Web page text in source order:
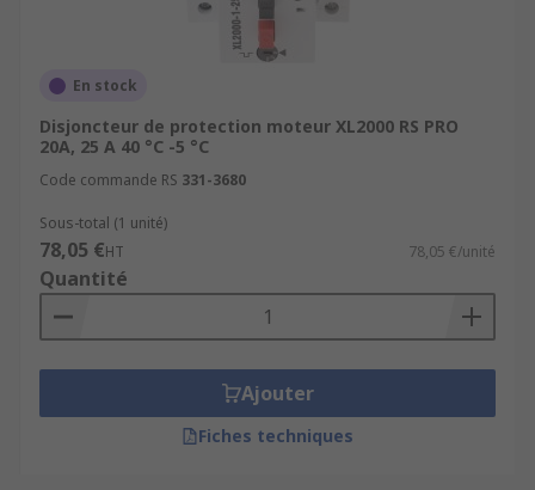
En stock
Disjoncteur de protection moteur XL2000 RS PRO
20A, 25 A 40 °C -5 °C
Code commande RS 331-3680
Sous-total (1 unité)
78,05 €HT 78,05 €/unité
Quantité
Ajouter
Fiches techniques